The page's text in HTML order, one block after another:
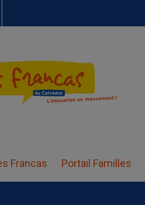
Francas Portail Familles